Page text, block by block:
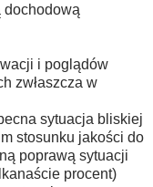
dochodową
i poglądów
zwłaszcza w
sytuacja bliskiej
stosunku jakości do
poprawą sytuacji
procent)